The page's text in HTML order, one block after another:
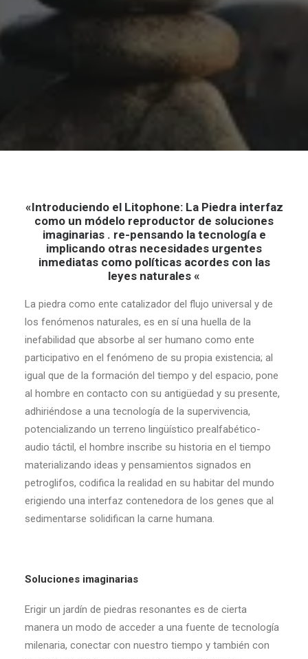
«Introduciendo el Litophone: La Piedra interfaz
como un módelo reproductor de soluciones
imaginarias . re-pensando la tecnología e
implicando otras necesidades urgentes
inmediatas como políticas acordes con las
leyes naturales «
La piedra como ente catalizador del flujo universal y de
los fenómenos naturales, es en sí una huella de la
inefabilidad que absorbe al ser humano como ente
participativo en el fenómeno de su propia existencia; al
igual que de la formación del tiempo y del espacio, pone
al hombre en contacto con su antigüedad y su presente,
adhiriéndose a una tecnología de la supervivencia,
potencializando un terreno lingüístico prealfabético-
audio táctil, el hombre inscribe su historia en el tiempo
materializando ideas y pensamientos signados en
petroglifos, codifica la realidad en su habitar del mundo
erigiendo una interfaz contenedora de los genes que al
sedimentarse solidifican la carne humana.
Soluciones imaginarias
Erigir un jardín de piedras resonantes es de cierta
manera un modo de acceder a una fuente de tecnología
milenaria, conectar con nuestro tiempo y también con